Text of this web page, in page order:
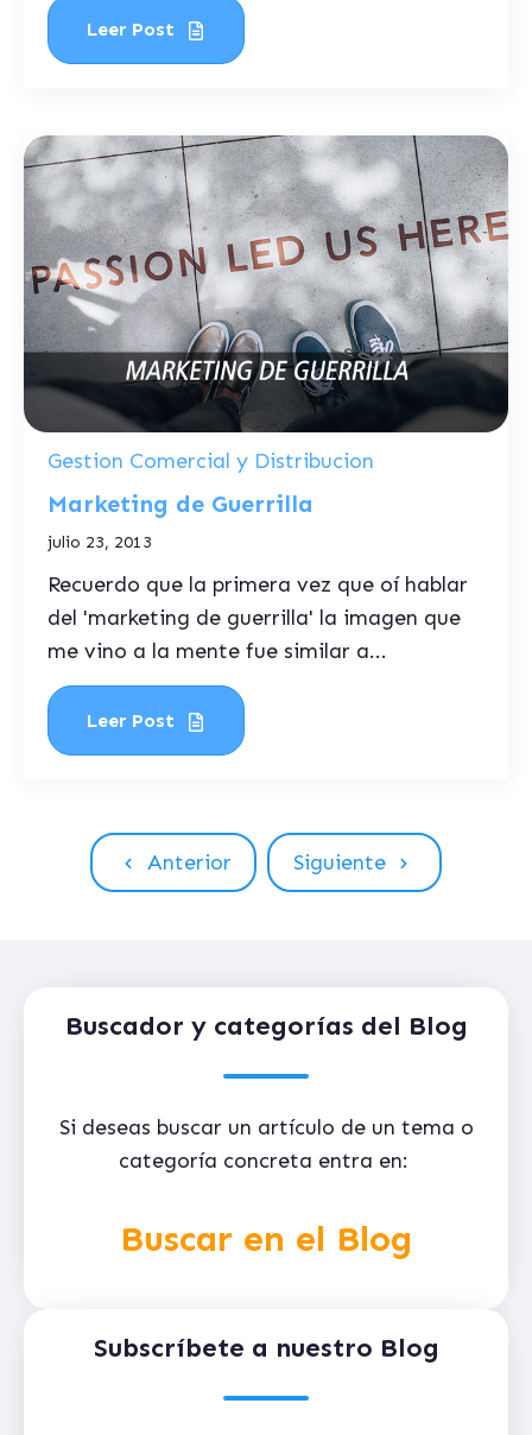
Leer Post
Gestion Comercial y Distribucion
Marketing de Guerrilla
julio 23, 2013
Recuerdo que la primera vez que oí hablar
del 'marketing de guerrilla' la imagen que
me vino a la mente fue similar a...
Leer Post
Anterior Siguiente
Buscador y categorías del Blog
Si deseas buscar un artículo de un tema o
categoría concreta entra en:
Buscar en el Blog
Subscríbete a nuestro Blog